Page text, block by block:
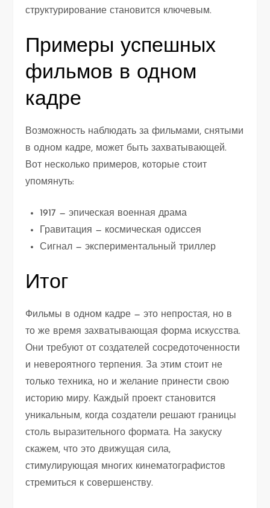
структурирование становится ключевым.
Примеры успешных
фильмов в одном
кадре
Возможность наблюдать за фильмами, снятыми
в одном кадре, может быть захватывающей.
Вот несколько примеров, которые стоит
упомянуть:
1917 — эпическая военная драма
Гравитация — космическая одиссея
Сигнал — экспериментальный триллер
Итог
Фильмы в одном кадре — это непростая, но в
то же время захватывающая форма искусства.
Они требуют от создателей сосредоточенности
и невероятного терпения. За этим стоит не
только техника, но и желание принести свою
историю миру. Каждый проект становится
уникальным, когда создатели решают границы
столь выразительного формата. На закуску
скажем, что это движущая сила,
стимулирующая многих кинематографистов
стремиться к совершенству.